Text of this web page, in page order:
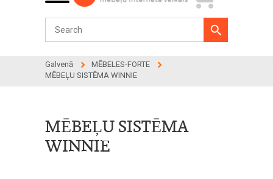
Galvenā
MĒBELES-FORTE
MĒBEĻU SISTĒMA WINNIE
MĒBEĻU SISTĒMA
WINNIE